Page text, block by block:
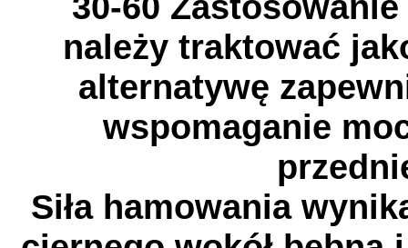
należy traktować
alternatywę
wspomaganie
Siła hamowania